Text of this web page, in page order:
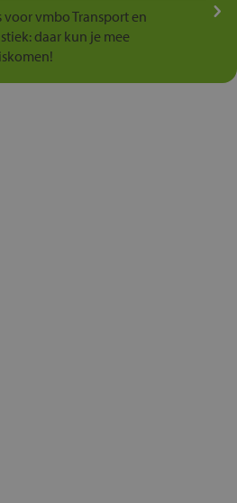
voor vmbo Transport en
daar kun je mee